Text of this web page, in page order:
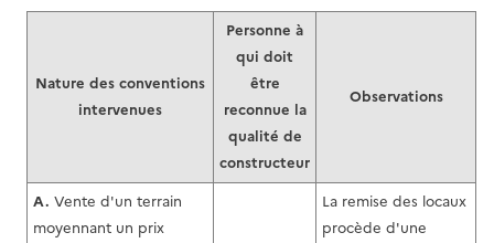
Nature des conventions
intervenues
Personne à
qui doit
être
reconnue la
qualité de
constructeur
Observations
A. Vente d'un terrain
moyennant un prix
La remise des locaux
procède d'une